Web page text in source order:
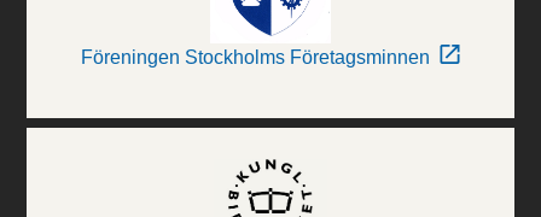
Föreningen Stockholms Företagsminnen